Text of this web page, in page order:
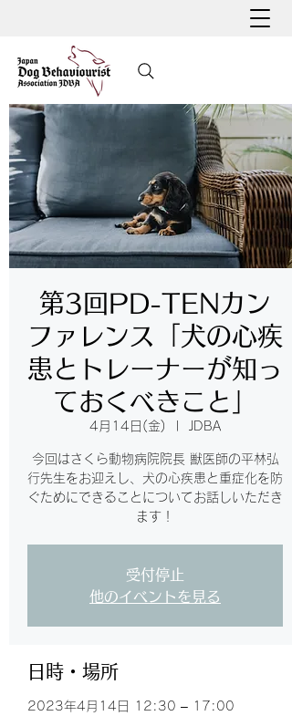
第3回PD-TENカン
ファレンス「犬の心疾
患とトレーナーが知っ
ておくべきこと」
4月14日(金) JDBA
今回はさくら動物病院院長 獣医師の平林弘
行先生をお迎えし、犬の心疾患と重症化を防
ぐためにできることについてお話しいただき
ます！
受付停止
他のイベントを見る
日時・場所
2023年4月14日 12:30 – 17:00